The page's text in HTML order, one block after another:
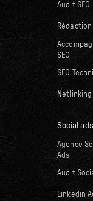
Audit SEO
Rédaction
SEO
SEO
Netlinking
Social ads
Agence
Ads
Audit
Linkedin